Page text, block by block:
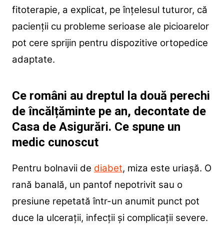
fitoterapie, a explicat, pe înțelesul tuturor, că
pacienții cu probleme serioase ale picioarelor
pot cere sprijin pentru dispozitive ortopedice
adaptate.
Ce români au dreptul la două perechi
de încălțăminte pe an, decontate de
Casa de Asigurări. Ce spune un
medic cunoscut
Pentru bolnavii de diabet, miza este uriașă. O
rană banală, un pantof nepotrivit sau o
presiune repetată într-un anumit punct pot
duce la ulcerații, infecții și complicații severe.